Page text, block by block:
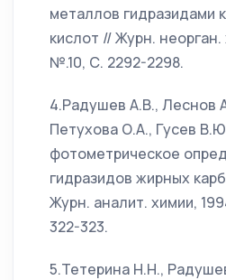
металлов гидразидами
кислот // Журн. неорган.
№.10, С. 2292-2298.
4.Радушев А.В., Леснов
Петухова О.А., Гусев
фотометрическое
гидразидов жирных
Журн. аналит. химии,
322-323.
5.Тетерина Н.Н.,